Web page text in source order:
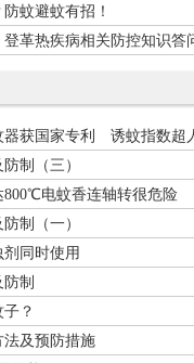
蚊避蚊有招！
革热疾病相关防控知识答
器获国家专利 诱蚊指数超
制（三）
800℃电蚊香连轴转很危险
制（一）
同时使用
制
？
及预防措施